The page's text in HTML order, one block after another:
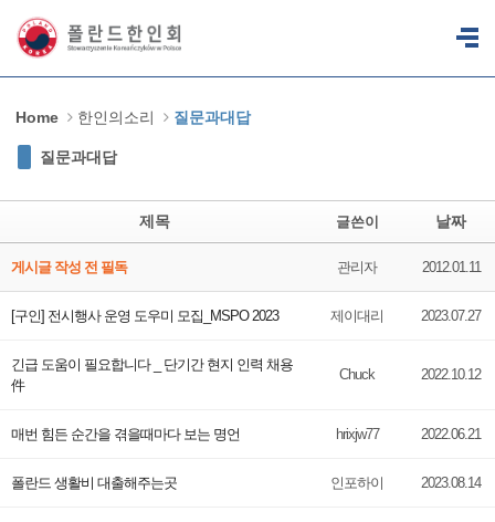
Home 한인의소리 질문과대답
질문과대답
제목 글쓴이 날짜
게시글 작성 전 필독 관리자 2012.01.11
[구인] 전시행사 운영 도우미 모집_MSPO 2023 제이대리 2023.07.27
긴급 도움이 필요합니다 _ 단기간 현지 인력 채용
件
Chuck 2022.10.12
매번 힘든 순간을 겪을때마다 보는 명언 hrixjw77 2022.06.21
폴란드 생활비 대출해주는곳 인포하이 2023.08.14